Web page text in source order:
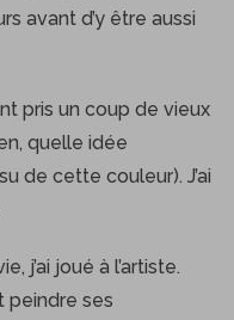
avant d’y être aussi
pris un coup de vieux
quelle idée
de cette couleur). J’ai
j’ai joué à l’artiste.
peindre ses